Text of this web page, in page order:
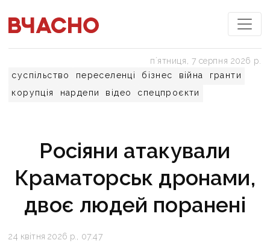
суспільство переселенці бізнес війна
гранти
корупція
нардепи відео спецпроєкти
пʼятниця, 7 серпня 2026 р.
Росіяни атакували
Краматорськ дронами,
двоє людей поранені
24 квітня 2026 р., 07:47